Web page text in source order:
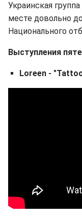
Украинская
месте довольно
Национального
Выступления
Loreen -